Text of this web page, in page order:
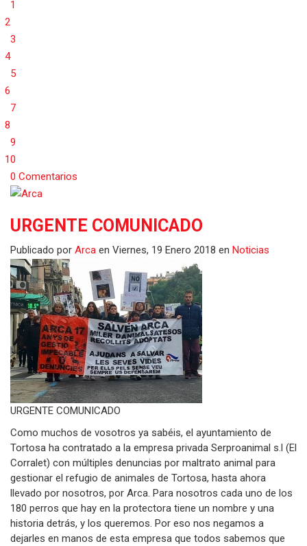
1
2
3
4
5
6
7
8
9
10
0 Comentarios
URGENTE COMUNICADO
Publicado por Arca en Viernes, 19 Enero 2018 en Noticias
URGENTE COMUNICADO
Como muchos de vosotros ya sabéis, el ayuntamiento de
Tortosa ha contratado a la empresa privada Serproanimal s.l (El
Corralet) con múltiples denuncias por maltrato animal para
gestionar el refugio de animales de Tortosa, hasta ahora
llevado por nosotros, por Arca. Para nosotros cada uno de los
180 perros que hay en la protectora tiene un nombre y una
historia detrás, y los queremos. Por eso nos negamos a
dejarles en manos de esta empresa que todos sabemos que